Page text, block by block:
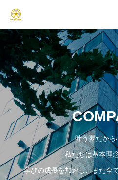
叶う夢だから
私たちは基本理
学びの成長を加速し、また全